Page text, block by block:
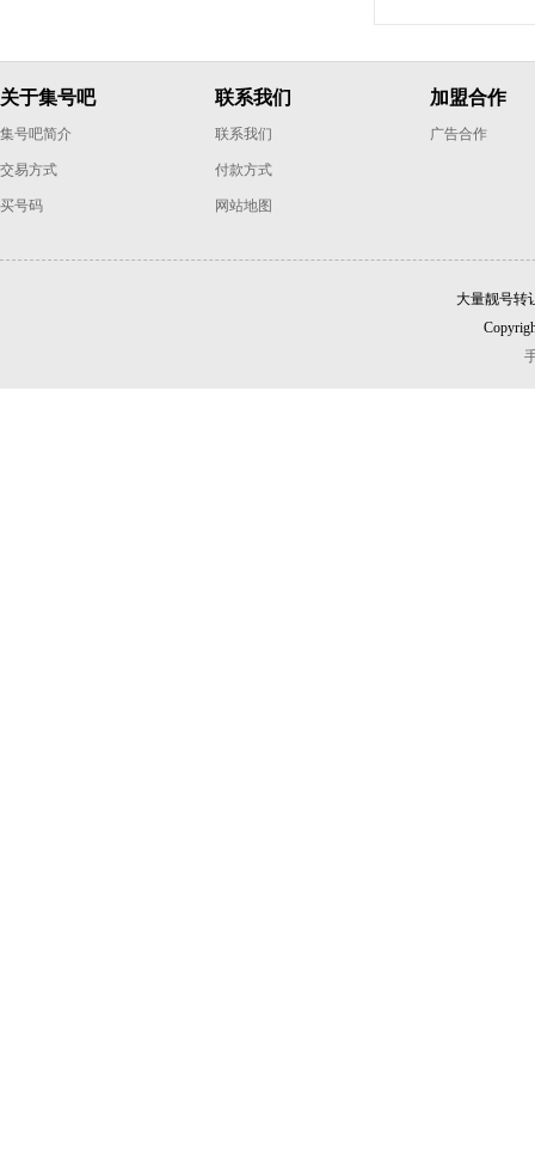
关于集号吧
集号吧简介
交易方式
买号码
联系我们
联系我们
付款方式
网站地图
加盟合作
广告合作
大量靓号转